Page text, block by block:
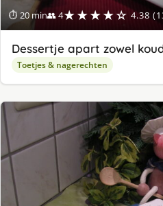
⏱ 20 min👥 4★★★★☆ 4.38
Dessertje apart zowel
Toetjes & nagerechten